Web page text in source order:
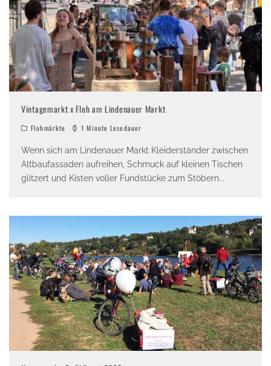
Vintagemarkt x Floh am Lindenauer Markt
Flohmärkte 1 Minute Lesedauer
Wenn sich am Lindenauer Markt Kleiderständer zwischen
Altbaufassaden aufreihen, Schmuck auf kleinen Tischen
glitzert und Kisten voller Fundstücke zum Stöbern...